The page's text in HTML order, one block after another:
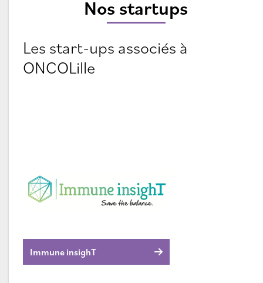
Nos startups
Les start-ups associés à
ONCOLille
Immune insighT